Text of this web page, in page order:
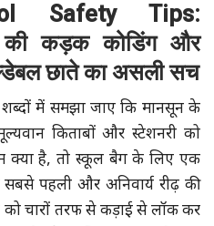
Safety Tips:
की कड़क कोडिंग और
छाते का असली सच
में समझा जाए कि मानसून के
किताबों और स्टेशनरी को
क्या है, तो स्कूल बैग के लिए एक
पहली और अनिवार्य रीढ़ की
को चारों तरफ से कड़ाई से लॉक कर